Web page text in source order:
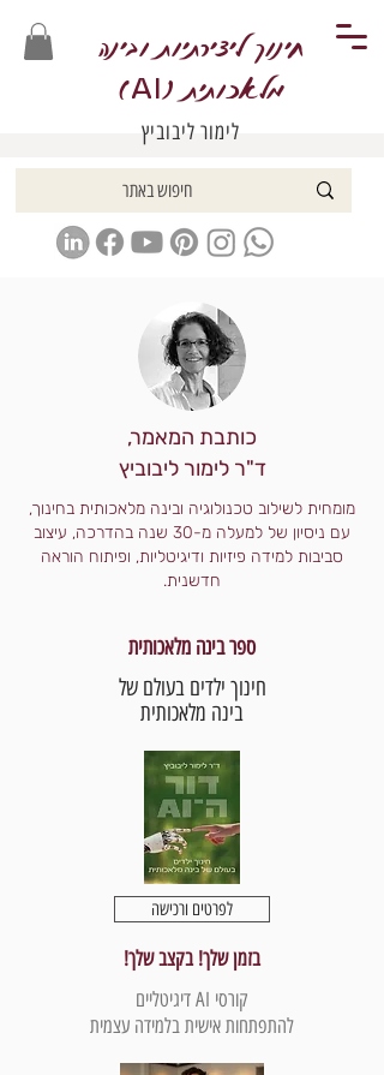
חינוך ליצירתיות ובינה
מלאכותית (AI
)
לימור ליבוביץ
כותבת המאמר,
ד"ר לימור ליבוביץ
מומחית לשילוב טכנולוגיה ובינה מלאכותית בחינוך,
עם ניסיון של למעלה מ-30 שנה בהדרכה, עיצוב
סביבות למידה פיזיות ודיגיטליות, ופיתוח הוראה
חדשנית.
ספר בינה מלאכותית
חינוך ילדים בעולם של
בינה מלאכותית
לפרטים ורכישה
בזמן שלך! בקצב שלך!
קורסי AI דיגיטליים
להתפתחות אישית בלמידה עצמית